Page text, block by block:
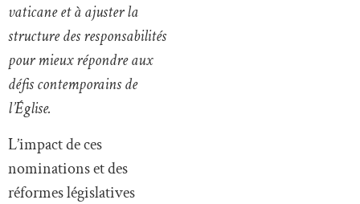
vaticane et à ajuster la
structure des responsabilités
pour mieux répondre aux
défis contemporains de
l’Église.
L’impact de ces
nominations et des
réformes législatives